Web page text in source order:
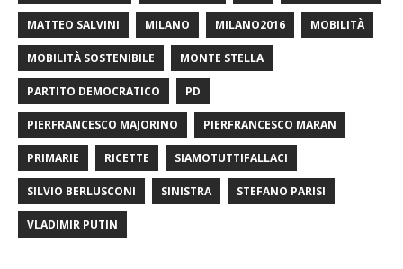
MATTEO SALVINI MILANO MILANO2016 MOBILITÀ
MOBILITÀ SOSTENIBILE MONTE STELLA
PARTITO DEMOCRATICO PD
PIERFRANCESCO MAJORINO PIERFRANCESCO MARAN
PRIMARIE RICETTE SIAMOTUTTIFALLACI
SILVIO BERLUSCONI SINISTRA STEFANO PARISI
VLADIMIR PUTIN